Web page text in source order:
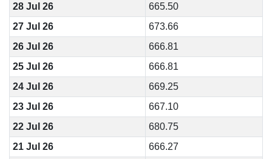
28 Jul 26
665.50
27 Jul 26
673.66
26 Jul 26
666.81
25 Jul 26
666.81
24 Jul 26
669.25
23 Jul 26
667.10
22 Jul 26
680.75
21 Jul 26
666.27